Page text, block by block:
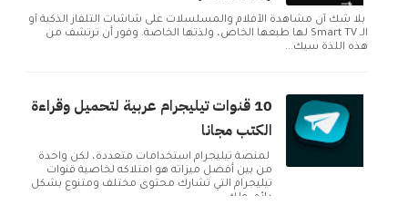
بلا شك أن مشاهدة الأفلام والمسلسلات على شاشات التلفاز الذكية أو
الـ Smart TV لها طبعها الخاص، ولذتها الخاصة. وفور أن ترتشف من
هذه اللذة سيك...
10 قنوات تيليجرام عربية لتحميل وقراءة
الكتب مجانا
لمنصة تيليجرام استخدامات متعددة، لكن واحدة
من بين أفضل ميزاته هو امتلاكه لخاصية قنوات
تيليجرام التي تشارك محتوى مختلف ومتنوع بشكل
دائم. ولك...